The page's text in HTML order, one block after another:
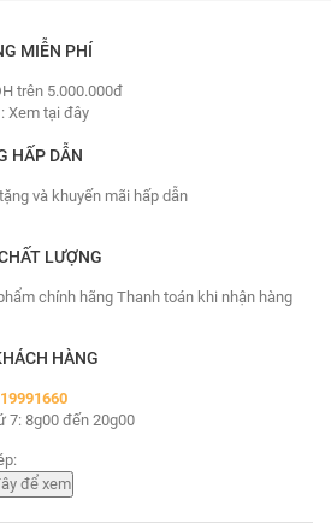
MIỄN PHÍ
trên 5.000.000đ
Xem tại đây
HẤP DẪN
và khuyến mãi hấp dẫn
LƯỢNG
chính hãng Thanh toán khi nhận hàng
HÀNG
7: 8g00 đến 20g00